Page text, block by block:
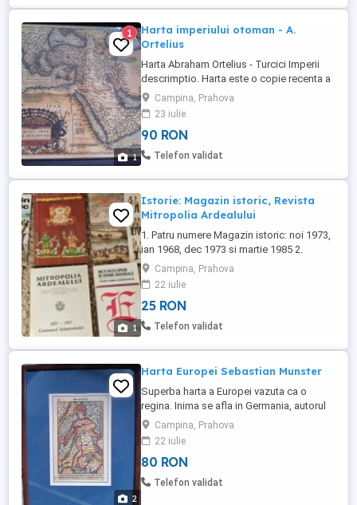
1
1
Harta imperiului otoman - A.
Ortelius
Harta Abraham Ortelius - Turcici Imperii
descrimptio. Harta este o copie recenta a
celebrei harti a cartografului olandez.
Realizata pe hartie obtinuta manual.
Originalul a fost publicat pentru prima
data in 1570. Dimensiuni: 43 cm x 33 cm.
Se vinde inramata.
Campina, Prahova
23 iulie
90 RON
Telefon validat
1
Istorie: Magazin istoric, Revista
Mitropolia Ardealului
1. Patru numere Magazin istoric: noi 1973,
ian 1968, dec 1973 si martie 1985 2.
Revista Mitropoliei Ardealului apr-iun 1977,
Centenarul independentei 3. Universul
namarginit si vesnic (cu autograf) 4. Mica
enciclopedie de istorie universala Pretul
este pentru toate produsele din imagine.
Campina, Prahova
22 iulie
25 RON
Telefon validat
2
Harta Europei Sebastian Munster
Superba harta a Europei vazuta ca o
regina. Inima se afla in Germania, autorul
fiind german. Harta este o COPIE recenta
realizata pe hartie de calitate, obtinuta
manual. Perioada publicarii originalului
1560-1580. Autor: Sebastian Munster.
Dimensiuni: 35 cm x 29 cm. Se vinde
Campina, Prahova
22 iulie
80 RON
Telefon validat